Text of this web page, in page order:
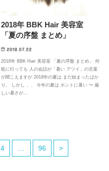
2018年 BBK Hair 美容室
「夏の序盤 まとめ」
2018.07.22
2018年 BBK Hair 美容室 「夏の序盤 まとめ」 何
処に行っても 人の会話が「暑い アツイ」の言葉
が聞こえますが 2018年の夏は まだ始まったばか
り。 しかし 、、 今年の夏は ホントに暑い 〜 厳
しい暑さが…
4 … 96 >